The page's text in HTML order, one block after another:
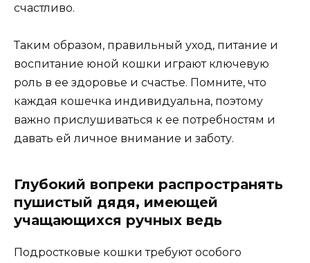
счастливо.
Таким образом, правильный уход, питание и
воспитание юной кошки играют ключевую
роль в ее здоровье и счастье. Помните, что
каждая кошечка индивидуальна, поэтому
важно прислушиваться к ее потребностям и
давать ей личное внимание и заботу.
Глубокий вопреки распространять
пушистый дядя, имеющей
учащающихся ручных ведь
Подростковые кошки требуют особого